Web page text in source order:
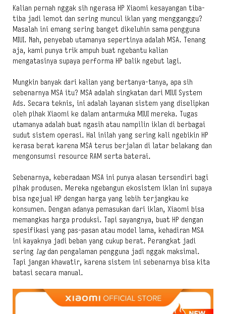
Kalian pernah nggak sih ngerasa HP Xiaomi kesayangan tiba-
tiba jadi lemot dan sering muncul iklan yang mengganggu?
Masalah ini emang sering banget dikeluhin sama pengguna
MIUI. Nah, penyebab utamanya sepertinya adalah MSA. Tenang
aja, kami punya trik ampuh buat ngebantu kalian
mengatasinya supaya performa HP balik ngebut lagi.
Mungkin banyak dari kalian yang bertanya-tanya, apa sih
sebenarnya MSA itu? MSA adalah singkatan dari MIUI System
Ads. Secara teknis, ini adalah layanan sistem yang diselipkan
oleh pihak Xiaomi ke dalam antarmuka MIUI mereka. Tugas
utamanya adalah buat ngasih atau nampilin iklan di berbagai
sudut sistem operasi. Hal inilah yang sering kali ngebikin HP
kerasa berat karena MSA terus berjalan di latar belakang dan
mengonsumsi resource RAM serta baterai.
Sebenarnya, keberadaan MSA ini punya alasan tersendiri bagi
pihak produsen. Mereka ngebangun ekosistem iklan ini supaya
bisa ngejual HP dengan harga yang lebih terjangkau ke
konsumen. Dengan adanya pemasukan dari iklan, Xiaomi bisa
memangkas harga produksi. Tapi sayangnya, buat HP dengan
spesifikasi yang pas-pasan atau model lama, kehadiran MSA
ini kayaknya jadi beban yang cukup berat. Perangkat jadi
sering lagdan pengalaman pengguna jadi nggak maksimal.
Tapi jangan khawatir, karena sistem ini sebenarnya bisa kita
batasi secara manual.